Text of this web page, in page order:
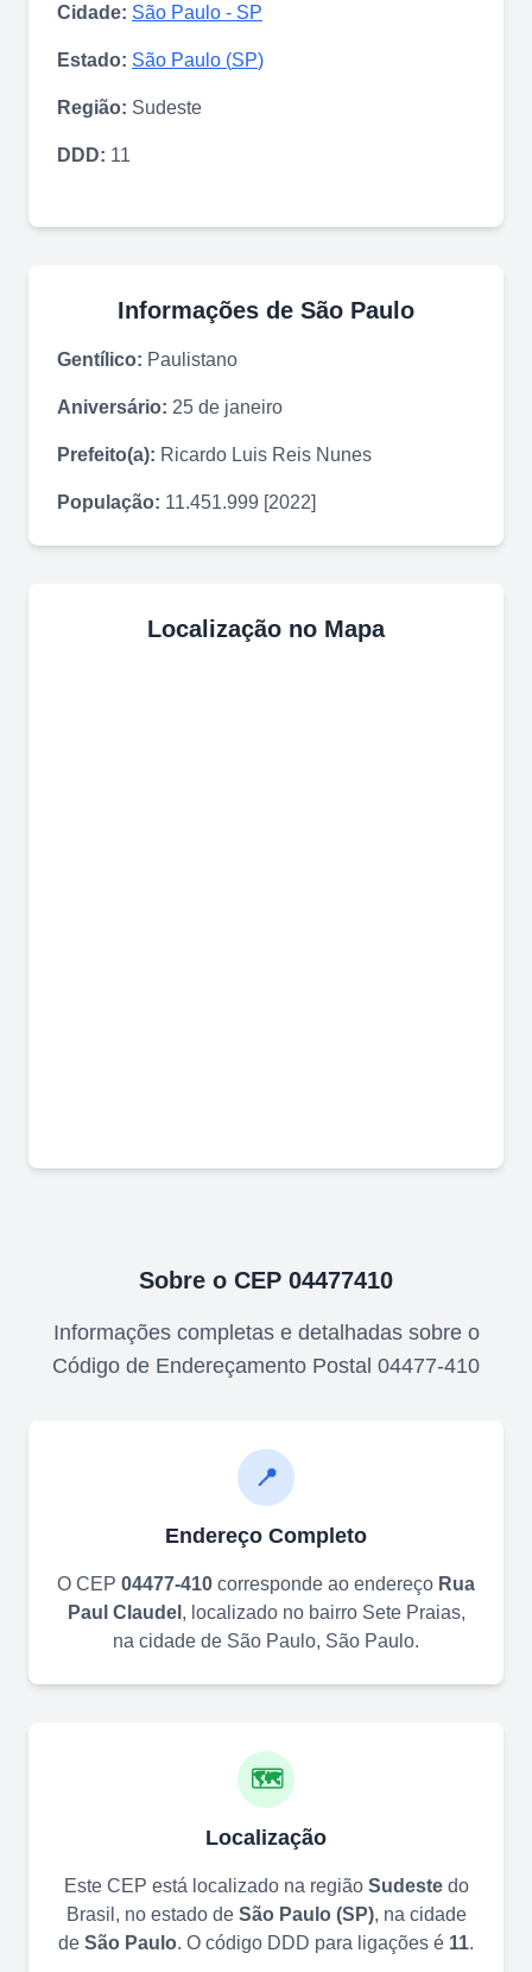
Cidade: São Paulo - SP
Estado: São Paulo (SP)
Região: Sudeste
DDD: 11
Informações de São Paulo
Gentílico: Paulistano
Aniversário: 25 de janeiro
Prefeito(a): Ricardo Luis Reis Nunes
População: 11.451.999 [2022]
Localização no Mapa
Sobre o CEP 04477410
Informações completas e detalhadas sobre o
Código de Endereçamento Postal 04477-410
📍
Endereço Completo
O CEP 04477-410 corresponde ao endereço Rua
Paul Claudel , localizado no bairro Sete Praias,
na cidade de São Paulo, São Paulo.
🗺️
Localização
Este CEP está localizado na região Sudestedo
Brasil, no estado de São Paulo(SP), na cidade
de São Paulo. O código DDD para ligações é 11.